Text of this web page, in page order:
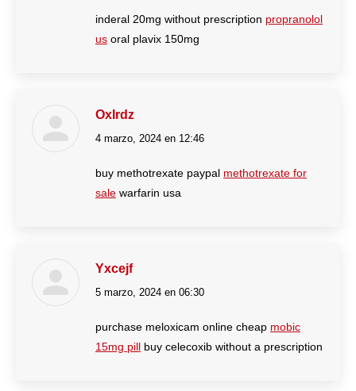
inderal 20mg without prescription propranolol
us oral plavix 150mg
Oxlrdz
dice:
4 marzo, 2024 en 12:46
buy methotrexate paypal methotrexate for
sale warfarin usa
Yxcejf
dice:
5 marzo, 2024 en 06:30
purchase meloxicam online cheap mobic
15mg pill buy celecoxib without a prescription